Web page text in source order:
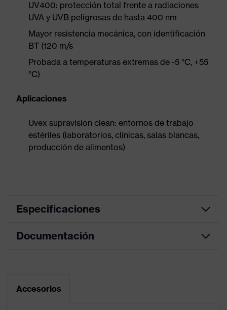
UV400: protección total frente a radiaciones
UVA y UVB peligrosas de hasta 400 nm
Mayor resistencia mecánica, con identificación
BT (120 m/s
Probada a temperaturas extremas de -5 °C, +55
°C)
Aplicaciones
Uvex supravision clean: entornos de trabajo
estériles (laboratorios, clínicas, salas blancas,
producción de alimentos)
Especificaciones
Gafas de una lente, Posibilidad
Documentación
Accesorios